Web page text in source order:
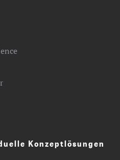
Konzeptlösungen